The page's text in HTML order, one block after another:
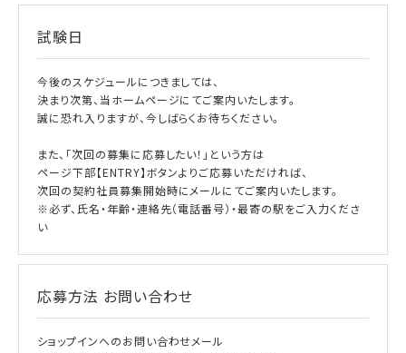
試験日
今後のスケジュールにつきましては、
決まり次第、当ホームページにてご案内いたします。
誠に恐れ入りますが、今しばらくお待ちください。
また、「次回の募集に応募したい！」という方は
ページ下部【ENTRY】ボタンよりご応募いただければ、
次回の契約社員募集開始時にメールにてご案内いたします。
※必ず、氏名・年齢・連絡先（電話番号）・最寄の駅をご入力くださ
い
応募方法 お問い合わせ
ショップインへのお問い合わせメール